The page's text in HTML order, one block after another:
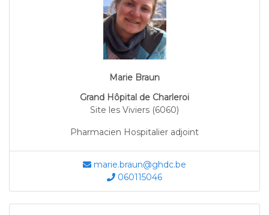
Marie Braun
Grand Hôpital de Charleroi
Site les Viviers (6060)
Pharmacien Hospitalier adjoint
marie.braun@ghdc.be
060115046